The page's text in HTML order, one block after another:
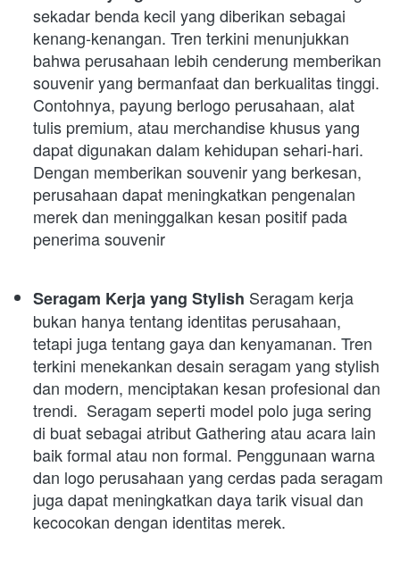
sekadar benda kecil yang diberikan sebagai
kenang-kenangan. Tren terkini menunjukkan
bahwa perusahaan lebih cenderung memberikan
souvenir yang bermanfaat dan berkualitas tinggi.
Contohnya, payung berlogo perusahaan, alat
tulis premium, atau merchandise khusus yang
dapat digunakan dalam kehidupan sehari-hari.
Dengan memberikan souvenir yang berkesan,
perusahaan dapat meningkatkan pengenalan
merek dan meninggalkan kesan positif pada
penerima souvenir
Seragam Kerja yang Stylish Seragam kerja
bukan hanya tentang identitas perusahaan,
tetapi juga tentang gaya dan kenyamanan. Tren
terkini menekankan desain seragam yang stylish
dan modern, menciptakan kesan profesional dan
trendi. Seragam seperti model polo juga sering
di buat sebagai atribut Gathering atau acara lain
baik formal atau non formal. Penggunaan warna
dan logo perusahaan yang cerdas pada seragam
juga dapat meningkatkan daya tarik visual dan
kecocokan dengan identitas merek.